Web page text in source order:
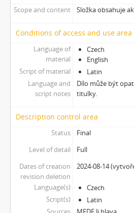
[Subseries] Prolog
[Subseries] I’m Doing Great
[Subseries] Hun Tun
[Subseries] Acedia
[Subseries] Pyramida
[Subseries] Ecopoiesis
[Subseries] Zero Gravity
[Subseries] A Memoir in
[Subseries] Nadějní návštěvníci a truchlící
[Subseries] Polní lékař aneb
[Subseries] Ruvja a Morena
[Subseries] Krajina opuštění
[Subseries] Říká se, že
[Subseries] Ke kořenům
Scope and content Složka obsahuje
Conditions of access and use area
Language of
material
Czech
English
Script of material
Latin
Language and
script notes
Dílo může být
titulky.
Description control area
Status
Final
Level of detail
Full
Dates of creation
revision deletion
2024-08-14
Language(s)
Czech
Script(s)
Latin